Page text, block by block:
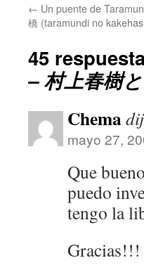
← Un puente de
橋 (taramundi no
45
– 村上春樹と
Chema
mayo 27,
Que
puedo
tengo la
Gracias!!!